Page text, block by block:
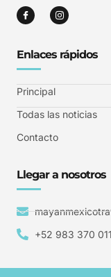
Enlaces rápidos
Principal
Todas las noticias
Contacto
Llegar a nosotros
+52 983 370